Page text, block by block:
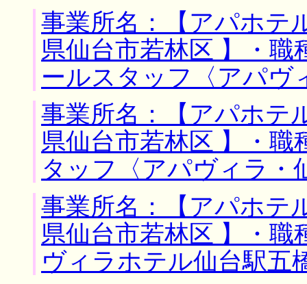
事業所名：【アパホ
県仙台市若林区 】・
ールスタッフ〈アパヴ
事業所名：【アパホ
県仙台市若林区 】・
タッフ〈アパヴィラ・
事業所名：【アパホ
県仙台市若林区 】・職
ヴィラホテル仙台駅五